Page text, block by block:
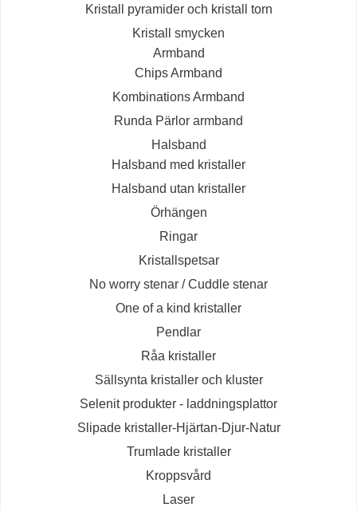
Kristall pyramider och kristall torn
Kristall smycken
Armband
Chips Armband
Kombinations Armband
Runda Pärlor armband
Halsband
Halsband med kristaller
Halsband utan kristaller
Örhängen
Ringar
Kristallspetsar
No worry stenar / Cuddle stenar
One of a kind kristaller
Pendlar
Råa kristaller
Sällsynta kristaller och kluster
Selenit produkter - laddningsplattor
Slipade kristaller-Hjärtan-Djur-Natur
Trumlade kristaller
Kroppsvård
Laser